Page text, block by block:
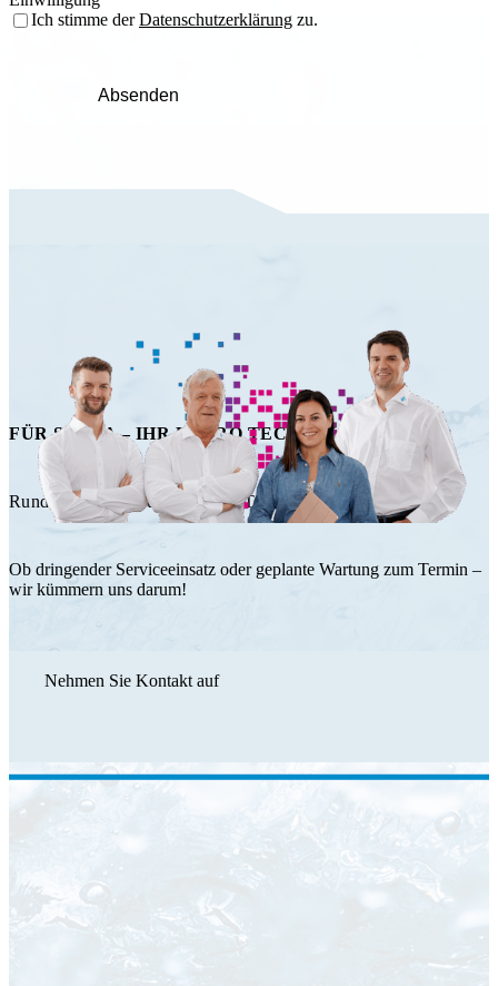
Ich stimme derDatenschutzerklärung zu.
Absenden
FÜR SIE DA – IHR HAPRO TECHNIK TEAM!
Rundum Service durch das HT Team.
Ob dringender Serviceeinsatz oder geplante Wartung zum Termin –
wir kümmern uns darum!
Nehmen Sie Kontakt auf